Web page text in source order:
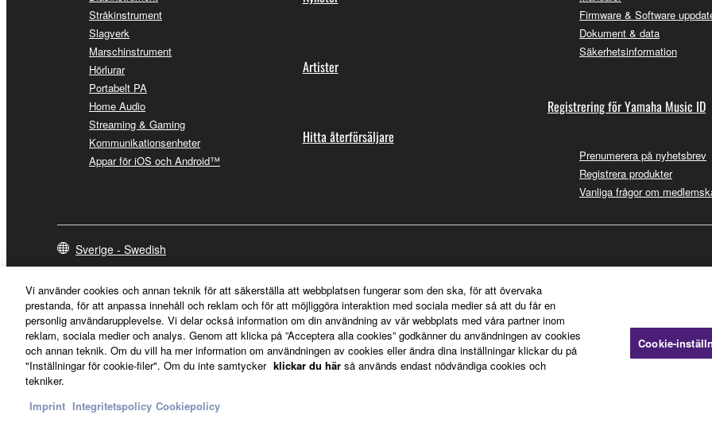
Stråkinstrument
Slagverk
Marschinstrument
Hörlurar
Portabelt PA
Home Audio
Streaming & Gaming
Kommunikationsenheter
Appar för iOS och Android™
Artister
Hitta återförsäljare
Firmware & Software
Dokument & data
Säkerhetsinformation
Registrering för Yamaha Music ID
Prenumerera på nyhetsbrev
Registrera produkter
Vanliga frågor om
Sverige - Swedish
Vi använder cookies och annan teknik för att säkerställa att webbplatsen fungerar som den ska, för att övervaka
prestanda, för att anpassa innehåll och reklam och för att möjliggöra interaktion med sociala medier så att du får en
personlig användarupplevelse. Vi delar också information om din användning av vår webbplats med våra partner inom
reklam, sociala medier och analys. Genom att klicka på ”Acceptera alla cookies” godkänner du användningen av cookies
och annan teknik. Om du vill ha mer information om användningen av cookies eller ändra dina inställningar klickar du på
"Inställningar för cookie-filer". Om du inte samtycker klickar du här så används endast nödvändiga cookies och
tekniker.
Imprint Integritetspolicy Cookiepolicy
Cookie-